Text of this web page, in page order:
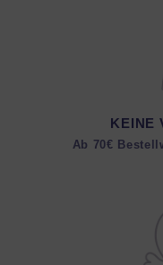
KEINE
Ab 70€